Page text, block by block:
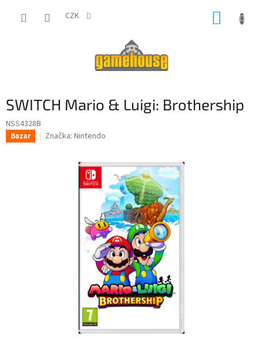
CZK
SWITCH Mario & Luigi: Brothership
NSS4328B
Bazar Značka: Nintendo